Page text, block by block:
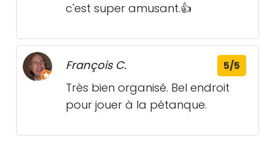
c'est super amusant.👍
François C. 5/5
Très bien organisé. Bel endroit
pour jouer à la pétanque.